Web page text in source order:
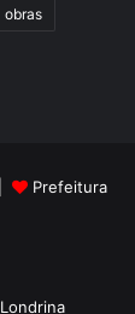
obras
Prefeitura